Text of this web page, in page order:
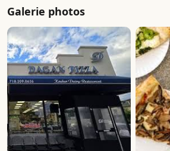
Galerie photos